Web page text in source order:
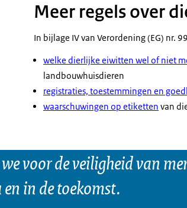
Meer regels over
In bijlage IV van Verordening (EG) nr.
welke dierlijke eiwitten wel of niet
landbouwhuisdieren
registraties, toestemmingen en
waarschuwingen op etiketten van
voor de veiligheid van
in de toekomst.